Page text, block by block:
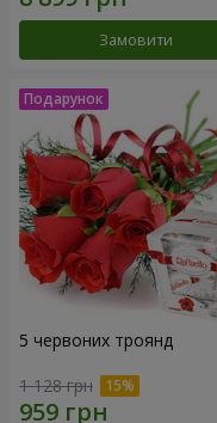
Замовити
5 червоних троянд
1 128 грн